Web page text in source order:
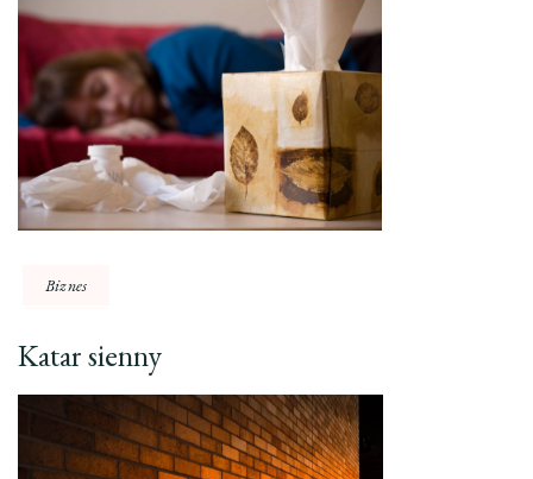
Biznes
Katar sienny